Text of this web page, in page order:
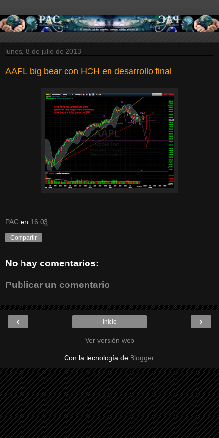
lunes, 8 de julio de 2013
AAPL big bear con HCH en desarrollo final
PAC en 16:03
Compartir
No hay comentarios:
Publicar un comentario
‹ ›
Inicio
Ver versión web
Con la tecnología de Blogger.